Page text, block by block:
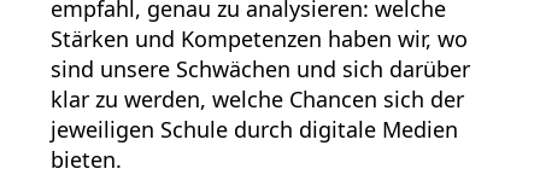
empfahl, genau zu analysieren: welche
Stärken und Kompetenzen haben wir, wo
sind unsere Schwächen und sich darüber
klar zu werden, welche Chancen sich der
jeweiligen Schule durch digitale Medien
bieten.